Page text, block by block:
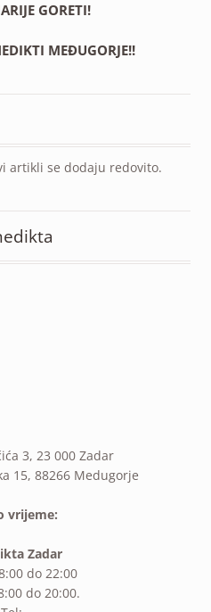
GORETI!
MEĐUGORJE!!
artikli se dodaju redovito.
3, 23 000 Zadar
15, 88266 Medugorje
vrijeme:
Zadar
do 22:00
do 20:00.